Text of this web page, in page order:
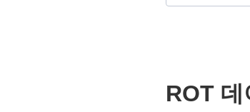
ROT 데